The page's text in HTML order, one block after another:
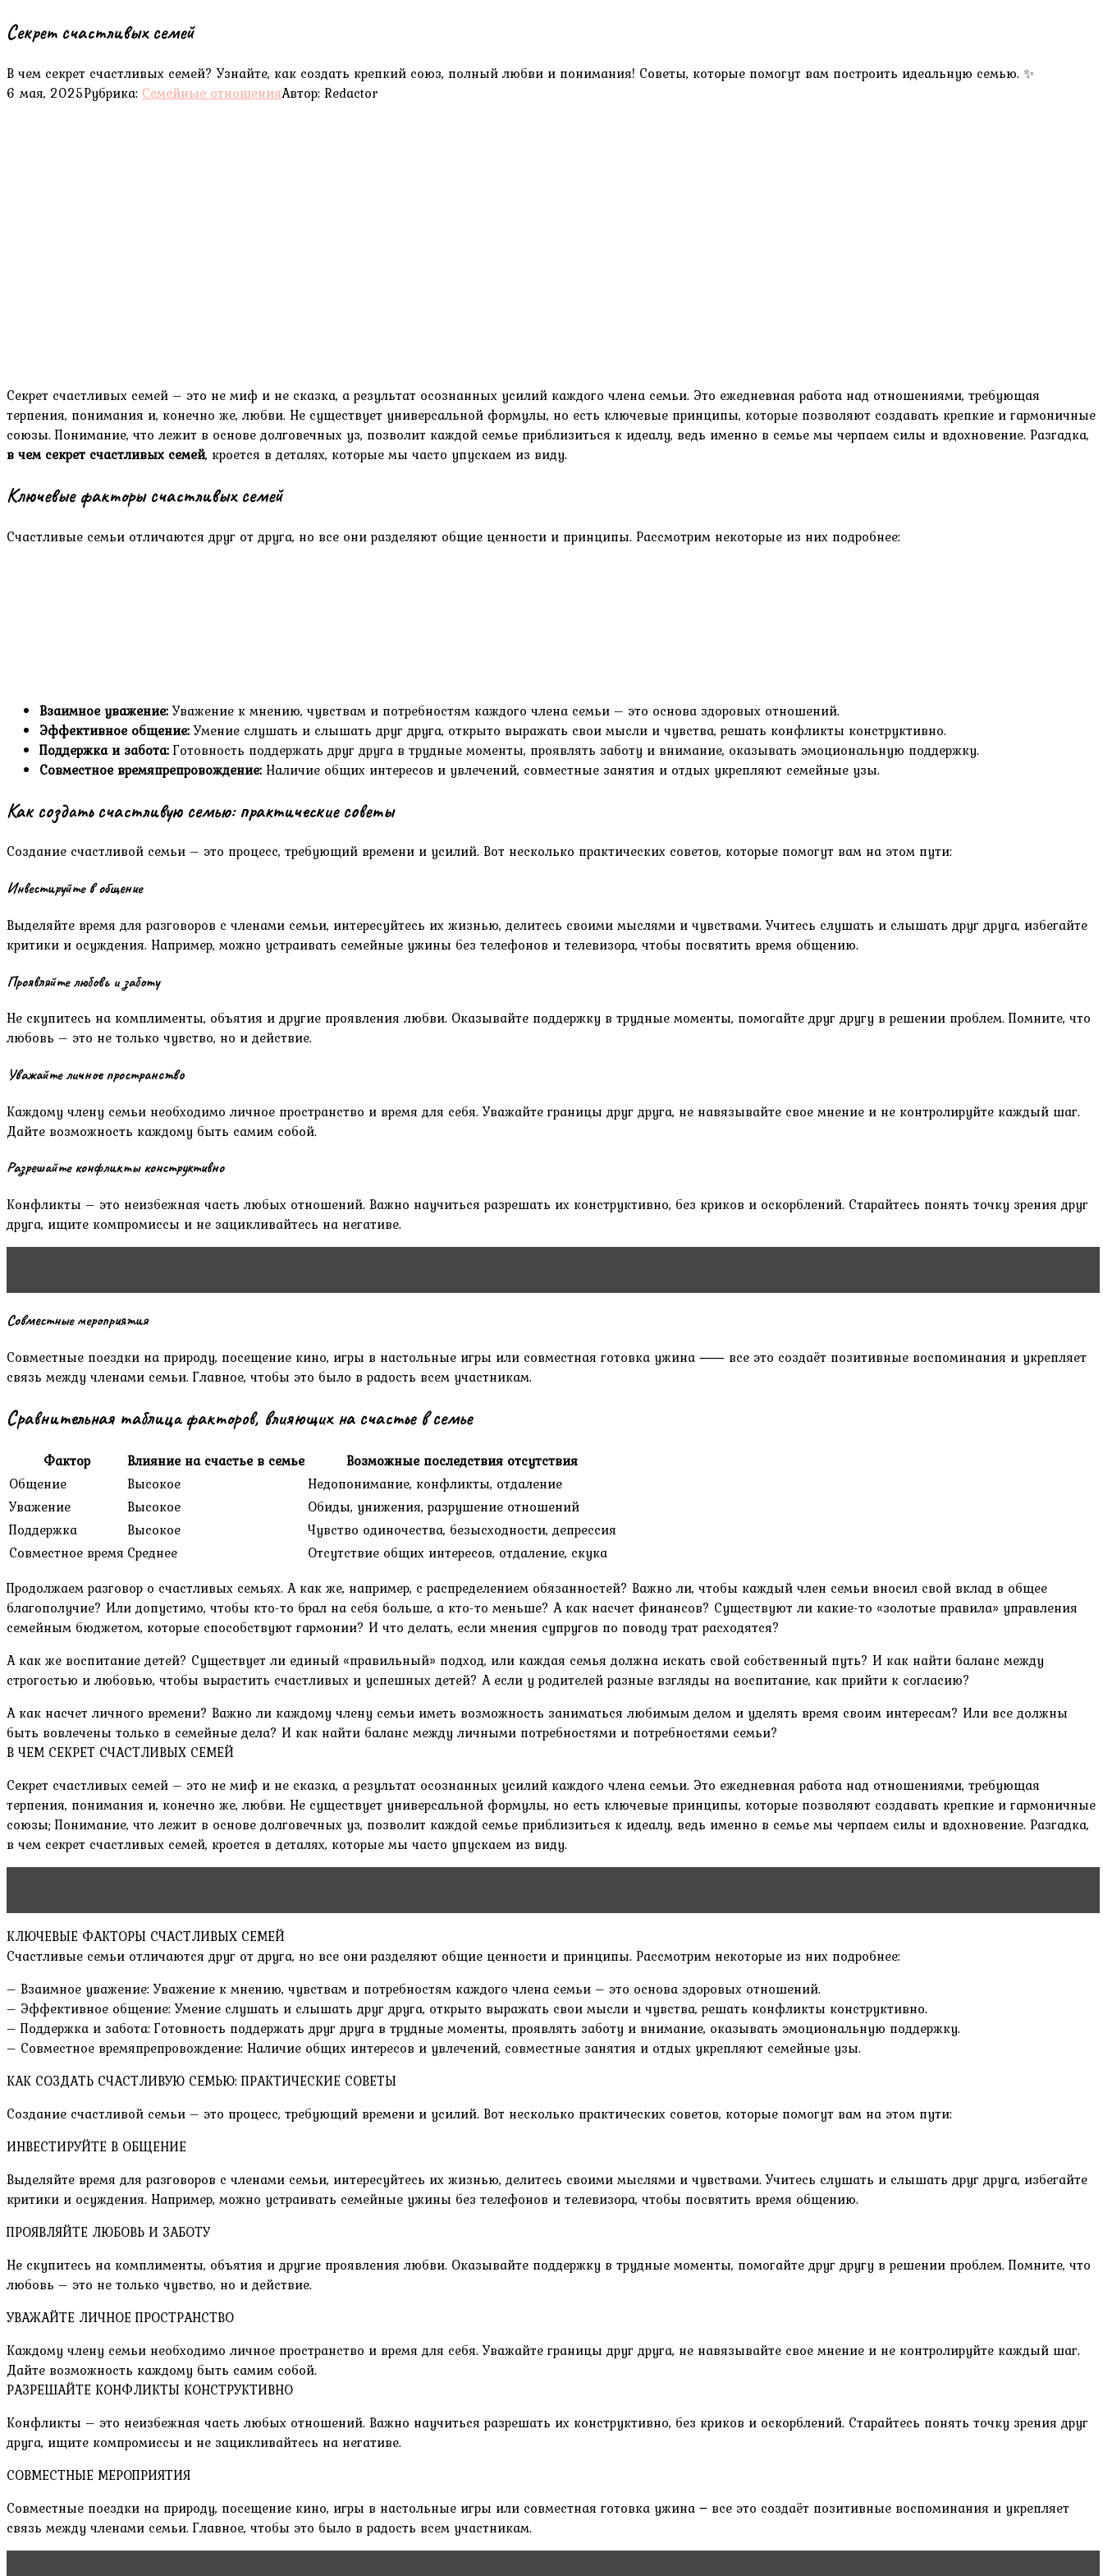
Секрет счастливых семей
В чем секрет счастливых семей? Узнайте, как создать крепкий союз, полный любви и понимания! Советы, которые помогут вам построить идеальную семью. ✨
6 мая, 2025Рубрика: Семейные отношенияАвтор: Redactor
Секрет счастливых семей – это не миф и не сказка, а результат осознанных усилий каждого члена семьи. Это ежедневная работа над отношениями, требующая
терпения, понимания и, конечно же, любви. Не существует универсальной формулы, но есть ключевые принципы, которые позволяют создавать крепкие и гармоничные
союзы. Понимание, что лежит в основе долговечных уз, позволит каждой семье приблизиться к идеалу, ведь именно в семье мы черпаем силы и вдохновение. Разгадка,
в чем секрет счастливых семей, кроется в деталях, которые мы часто упускаем из виду.
Ключевые факторы счастливых семей
Счастливые семьи отличаются друг от друга, но все они разделяют общие ценности и принципы. Рассмотрим некоторые из них подробнее:
Взаимное уважение:Уважение к мнению, чувствам и потребностям каждого члена семьи – это основа здоровых отношений.
Эффективное общение:Умение слушать и слышать друг друга, открыто выражать свои мысли и чувства, решать конфликты конструктивно.
Поддержка и забота: Готовность поддержать друг друга в трудные моменты, проявлять заботу и внимание, оказывать эмоциональную поддержку.
Совместное времяпрепровождение: Наличие общих интересов и увлечений, совместные занятия и отдых укрепляют семейные узы.
Как создать счастливую семью: практические советы
Создание счастливой семьи – это процесс, требующий времени и усилий. Вот несколько практических советов, которые помогут вам на этом пути:
Инвестируйте в общение
Выделяйте время для разговоров с членами семьи, интересуйтесь их жизнью, делитесь своими мыслями и чувствами. Учитесь слушать и слышать друг друга, избегайте
критики и осуждения. Например, можно устраивать семейные ужины без телефонов и телевизора, чтобы посвятить время общению.
Проявляйте любовь и заботу
Не скупитесь на комплименты, объятия и другие проявления любви. Оказывайте поддержку в трудные моменты, помогайте друг другу в решении проблем. Помните, что
любовь – это не только чувство, но и действие.
Уважайте личное пространство
Каждому члену семьи необходимо личное пространство и время для себя. Уважайте границы друг друга, не навязывайте свое мнение и не контролируйте каждый шаг.
Дайте возможность каждому быть самим собой.
Разрешайте конфликты конструктивно
Конфликты – это неизбежная часть любых отношений. Важно научиться разрешать их конструктивно, без криков и оскорблений. Старайтесь понять точку зрения друг
друга, ищите компромиссы и не зацикливайтесь на негативе.
Совместные мероприятия
Совместные поездки на природу, посещение кино, игры в настольные игры или совместная готовка ужина ⸺ все это создаёт позитивные воспоминания и укрепляет
связь между членами семьи. Главное, чтобы это было в радость всем участникам.
Сравнительная таблица факторов, влияющих на счастье в семье
Фактор Влияние на счастье в семье
Возможные последствия отсутствия
Общение
Высокое
Недопонимание, конфликты, отдаление
Уважение
Высокое
Обиды, унижения, разрушение отношений
Поддержка
Высокое
Чувство одиночества, безысходности, депрессия
Совместное время Среднее
Отсутствие общих интересов, отдаление, скука
Продолжаем разговор о счастливых семьях. А как же, например, с распределением обязанностей? Важно ли, чтобы каждый член семьи вносил свой вклад в общее
благополучие? Или допустимо, чтобы кто-то брал на себя больше, а кто-то меньше? А как насчет финансов? Существуют ли какие-то «золотые правила» управления
семейным бюджетом, которые способствуют гармонии? И что делать, если мнения супругов по поводу трат расходятся?
А как же воспитание детей? Существует ли единый «правильный» подход, или каждая семья должна искать свой собственный путь? И как найти баланс между
строгостью и любовью, чтобы вырастить счастливых и успешных детей? А если у родителей разные взгляды на воспитание, как прийти к согласию?
А как насчет личного времени? Важно ли каждому члену семьи иметь возможность заниматься любимым делом и уделять время своим интересам? Или все должны
быть вовлечены только в семейные дела? И как найти баланс между личными потребностями и потребностями семьи?
В ЧЕМ СЕКРЕТ СЧАСТЛИВЫХ СЕМЕЙ
Секрет счастливых семей – это не миф и не сказка, а результат осознанных усилий каждого члена семьи. Это ежедневная работа над отношениями, требующая
терпения, понимания и, конечно же, любви. Не существует универсальной формулы, но есть ключевые принципы, которые позволяют создавать крепкие и гармоничные
союзы; Понимание, что лежит в основе долговечных уз, позволит каждой семье приблизиться к идеалу, ведь именно в семье мы черпаем силы и вдохновение. Разгадка,
в чем секрет счастливых семей, кроется в деталях, которые мы часто упускаем из виду.
КЛЮЧЕВЫЕ ФАКТОРЫ СЧАСТЛИВЫХ СЕМЕЙ
Счастливые семьи отличаются друг от друга, но все они разделяют общие ценности и принципы. Рассмотрим некоторые из них подробнее:
– Взаимное уважение: Уважение к мнению, чувствам и потребностям каждого члена семьи – это основа здоровых отношений.
– Эффективное общение: Умение слушать и слышать друг друга, открыто выражать свои мысли и чувства, решать конфликты конструктивно.
– Поддержка и забота: Готовность поддержать друг друга в трудные моменты, проявлять заботу и внимание, оказывать эмоциональную поддержку.
– Совместное времяпрепровождение: Наличие общих интересов и увлечений, совместные занятия и отдых укрепляют семейные узы.
КАК СОЗДАТЬ СЧАСТЛИВУЮ СЕМЬЮ: ПРАКТИЧЕСКИЕ СОВЕТЫ
Создание счастливой семьи – это процесс, требующий времени и усилий. Вот несколько практических советов, которые помогут вам на этом пути:
ИНВЕСТИРУЙТЕ В ОБЩЕНИЕ
Выделяйте время для разговоров с членами семьи, интересуйтесь их жизнью, делитесь своими мыслями и чувствами. Учитесь слушать и слышать друг друга, избегайте
критики и осуждения. Например, можно устраивать семейные ужины без телефонов и телевизора, чтобы посвятить время общению.
ПРОЯВЛЯЙТЕ ЛЮБОВЬ И ЗАБОТУ
Не скупитесь на комплименты, объятия и другие проявления любви. Оказывайте поддержку в трудные моменты, помогайте друг другу в решении проблем. Помните, что
любовь – это не только чувство, но и действие.
УВАЖАЙТЕ ЛИЧНОЕ ПРОСТРАНСТВО
Каждому члену семьи необходимо личное пространство и время для себя. Уважайте границы друг друга, не навязывайте свое мнение и не контролируйте каждый шаг.
Дайте возможность каждому быть самим собой.
РАЗРЕШАЙТЕ КОНФЛИКТЫ КОНСТРУКТИВНО
Конфликты – это неизбежная часть любых отношений. Важно научиться разрешать их конструктивно, без криков и оскорблений. Старайтесь понять точку зрения друг
друга, ищите компромиссы и не зацикливайтесь на негативе.
СОВМЕСТНЫЕ МЕРОПРИЯТИЯ
Совместные поездки на природу, посещение кино, игры в настольные игры или совместная готовка ужина ౼ все это создаёт позитивные воспоминания и укрепляет
связь между членами семьи. Главное, чтобы это было в радость всем участникам.